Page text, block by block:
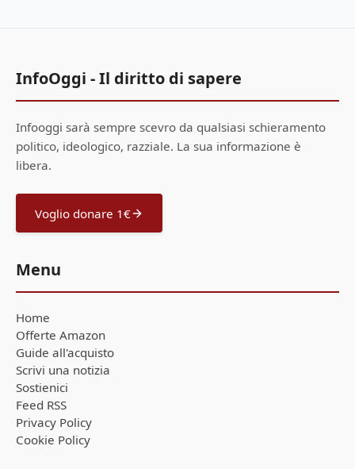
InfoOggi - Il diritto di sapere
Infooggi sarà sempre scevro da qualsiasi schieramento
politico, ideologico, razziale. La sua informazione è
libera.
Voglio donare 1€
Menu
Home
Offerte Amazon
Guide all'acquisto
Scrivi una notizia
Sostienici
Feed RSS
Privacy Policy
Cookie Policy